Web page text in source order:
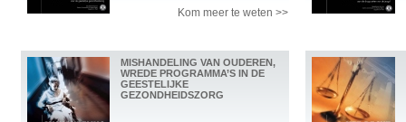
Kom meer te weten >>
MISHANDELING VAN OUDEREN,
WREDE PROGRAMMA’S IN DE
GEESTELIJKE
GEZONDHEIDSZORG